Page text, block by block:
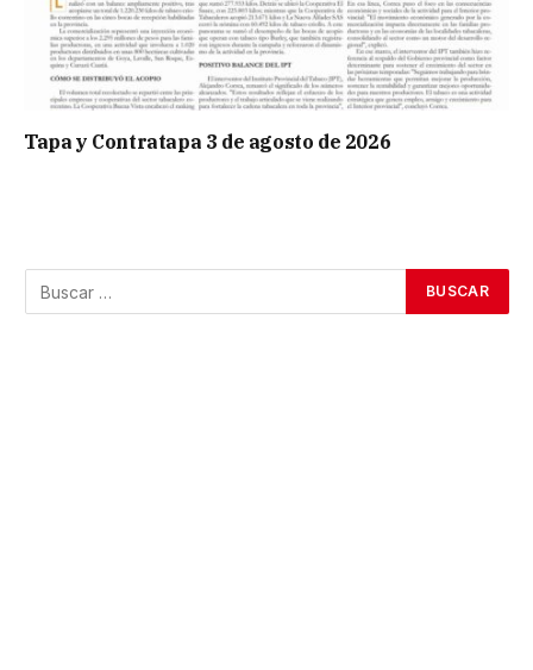
Tapa y Contratapa 3 de agosto de 2026